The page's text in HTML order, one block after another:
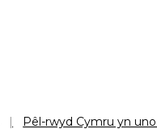
Pêl-rwyd Cymru yn